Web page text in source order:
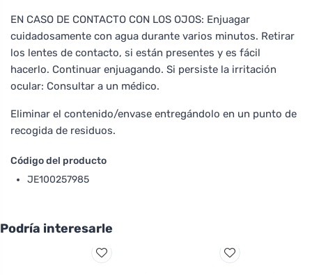
EN CASO DE CONTACTO CON LOS OJOS: Enjuagar
cuidadosamente con agua durante varios minutos. Retirar
los lentes de contacto, si están presentes y es fácil
hacerlo. Continuar enjuagando. Si persiste la irritación
ocular: Consultar a un médico.
Eliminar el contenido/envase entregándolo en un punto de
recogida de residuos.
Código del producto
JE100257985
Podría interesarle